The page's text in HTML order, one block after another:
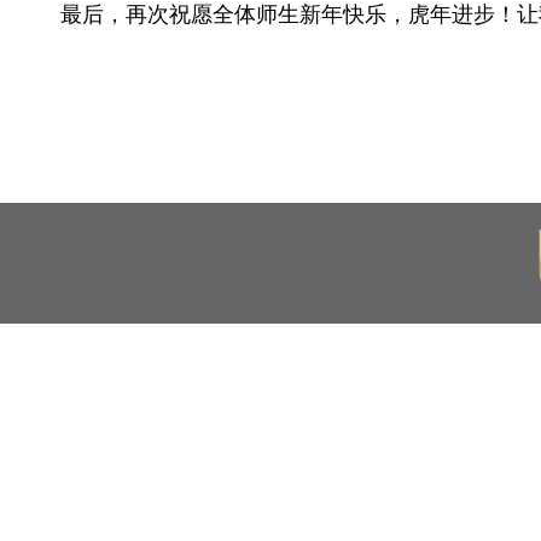
最后，再次祝愿全体师生新年快乐，虎年进步！让